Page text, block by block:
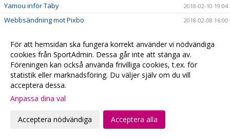
Yamou inför Täby 2018-02-10 19:04
Webbsändning mot Pixbo 2018-02-08 16:00
Matchcoaching med Karlberg 2018-02-06 20:23
Malmö & Höllviken i gemensam SSL-fest 2018-02-05 10:21
Intervju med Pawat 2018-02-02 16:00
Utmärkelse till Ellen
Malmö FBC rustar och värvar back från SSL-konkurrent
Keller skrev ”livstidskontrakt” med sin moderklubb
För att hemsidan ska fungera korrekt använder vi nödvändiga
cookies från SportAdmin. Dessa går inte att stänga av.
Föreningen kan också använda frivilliga cookies, t.ex. för
statistik eller marknadsföring. Du väljer själv om du vill
acceptera dessa.
Anpassa dina val
Acceptera nödvändiga Acceptera alla